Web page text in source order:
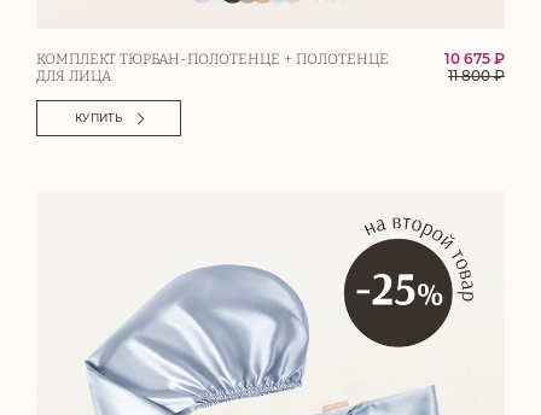
КОМПЛЕКТ ТЮРБАН-ПОЛОТЕНЦЕ + ПОЛОТЕНЦЕ
ДЛЯ ЛИЦА
10 675 ₽
11 800₽
КУПИТЬ